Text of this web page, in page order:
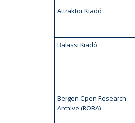
Attraktor Kiadó
Balassi Kiadó
Bergen Open Research
Archive (BORA)